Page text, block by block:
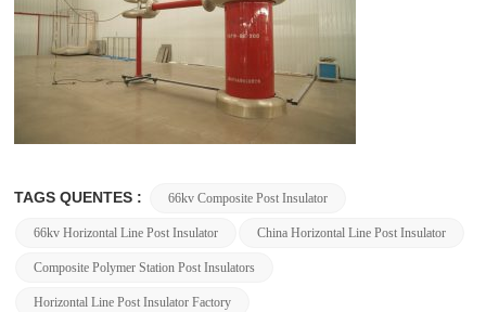
TAGS QUENTES : 66kv Composite Post Insulator
66kv Horizontal Line Post Insulator China Horizontal Line Post Insulator
Composite Polymer Station Post Insulators
Horizontal Line Post Insulator Factory